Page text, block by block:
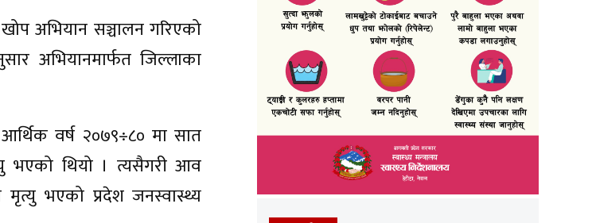
अभियान सञ्चालन गरिएको
अभियानमार्फत जिल्लाका
वर्ष २०७९÷८० मा सात
भएको थियो । त्यसैगरी आव
भएको प्रदेश जनस्वास्थ्य